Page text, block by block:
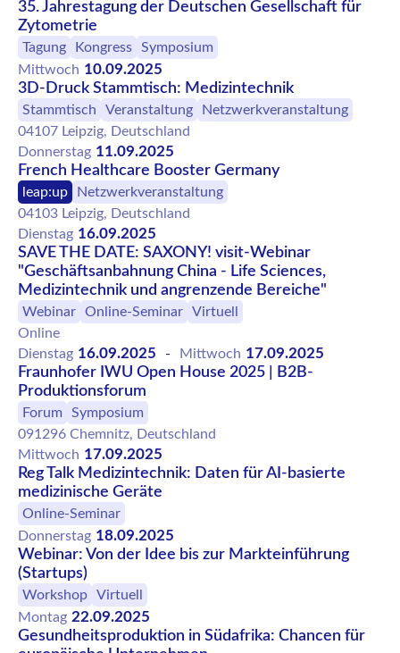
35. Jahrestagung der Deutschen Gesellschaft für
Zytometrie
Tagung Kongress
Symposium
Mittwoch 10.09.2025
3D-Druck Stammtisch: Medizintechnik
Stammtisch Veranstaltung
Netzwerkveranstaltung
04107 Leipzig, Deutschland
Donnerstag 11.09.2025
French Healthcare Booster Germany
leap:up
Netzwerkveranstaltung
04103 Leipzig, Deutschland
Dienstag 16.09.2025
SAVE THE DATE: SAXONY! visit-Webinar
"Geschäftsanbahnung China - Life Sciences,
Medizintechnik und angrenzende Bereiche"
Webinar Online-Seminar
Virtuell
Online
Dienstag 16.09.2025 - Mittwoch 17.09.2025
Fraunhofer IWU Open House 2025 | B2B-
Produktionsforum
Forum
Symposium
091296 Chemnitz, Deutschland
Mittwoch 17.09.2025
Reg Talk Medizintechnik: Daten für AI-basierte
medizinische Geräte
Online-Seminar
Donnerstag 18.09.2025
Webinar: Von der Idee bis zur Markteinführung
(Startups)
Workshop
Virtuell
Montag 22.09.2025
Gesundheitsproduktion in Südafrika: Chancen für